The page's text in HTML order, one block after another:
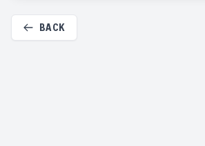
BACK